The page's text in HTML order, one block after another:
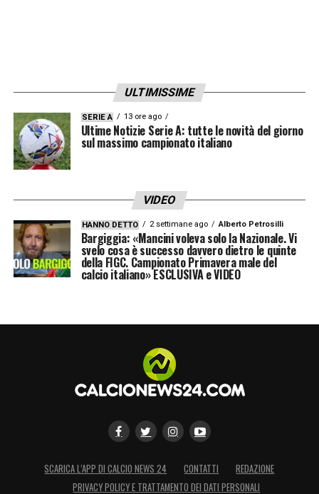
ULTIMISSIME
SERIE A 13 ore ago
Ultime Notizie Serie A: tutte le novità del giorno
sul massimo campionato italiano
VIDEO
HANNO DETTO 2 settimane ago Alberto Petrosilli
Bargiggia: «Mancini voleva solo la Nazionale. Vi
svelo cosa è successo davvero dietro le quinte
della FIGC. Campionato Primavera male del
calcio italiano» ESCLUSIVA e VIDEO
SCARICA L’APP DI CALCIO NEWS 24 CONTATTI
REDAZIONE
PRIVACY POLICY E TRATTAMENTO DEI DATI PERSONALI